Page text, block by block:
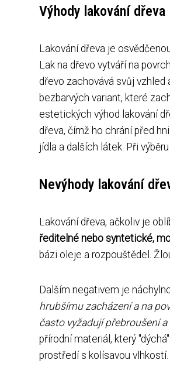
Výhody lakování dřeva
Lakování dřeva je
Lak na dřevo vytváří na
dřevo zachovává svůj vzhled
bezbarvých variant, které
estetických výhod lakování
dřeva, čímž ho chrání před
jídla a dalších látek. Při
Nevýhody lakování
Lakování dřeva, ačkoliv je
ředitelné nebo syntetické,
bázi oleje a rozpouštědel.
Dalším negativem je
hrubšímu zacházení a na
často vyžadují přebroušení
přírodní materiál, který
prostředí s kolísavou vlhkostí.